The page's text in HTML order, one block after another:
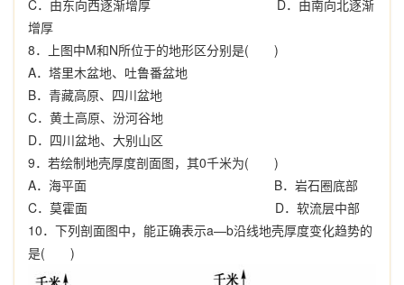
C．由东向西逐渐增厚 D．由南向北逐渐
增厚
8．上图中M和N所位于的地形区分别是(
)
A．塔里木盆地、吐鲁番盆地
B．青藏高原、四川盆地
C．黄土高原、汾河谷地
D．四川盆地、大别山区
9．若绘制地壳厚度剖面图，其0千米为(
)
A．海平面 B．岩石圈底部
C．莫霍面 D．软流层中部
10．下列剖面图中，能正确表示a—b沿线地壳厚度变化趋势的
是( )